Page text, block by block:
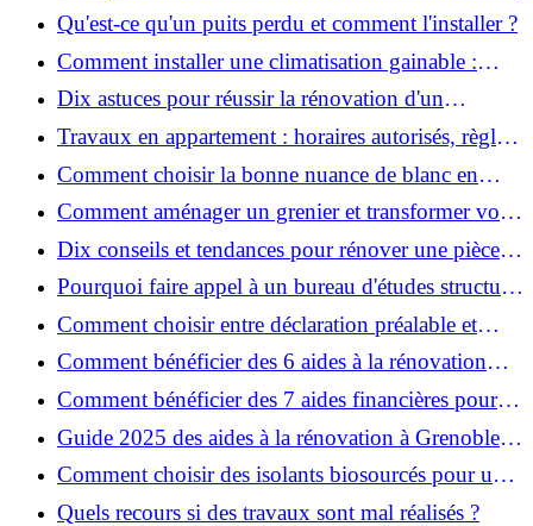
Qu'est-ce qu'un puits perdu et comment l'installer ?
Comment installer une climatisation gainable :
coût, étapes et conseils ?
Dix astuces pour réussir la rénovation d'un
appartement
Travaux en appartement : horaires autorisés, règles
et bonnes pratiques
Comment choisir la bonne nuance de blanc en
décoration et éviter les pièges ?
Comment aménager un grenier et transformer vos
combles en espace habitable ?
Dix conseils et tendances pour rénover une pièce
de la maison
Pourquoi faire appel à un bureau d'études structure
pour garantir la sécurité de vos rénovations ?
Comment choisir entre déclaration préalable et
permis de construire pour vos travaux ?
Comment bénéficier des 6 aides à la rénovation
énergétique à Grenoble ?
Comment bénéficier des 7 aides financières pour la
rénovation énergétique à Voiron ?
Guide 2025 des aides à la rénovation à Grenoble et
Voiron : MaPrimeRénov’, CEE, aides locales
Comment choisir des isolants biosourcés pour une
rénovation écologique ?
Quels recours si des travaux sont mal réalisés ?